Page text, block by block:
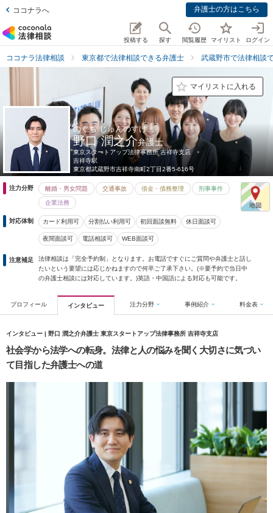
ココナラへ 弁護士の方はこちら
投稿する 探す 閲覧履歴 マイリスト ログイン
ココナラ法律相談 東京都で法律相談できる弁護士 武蔵野市で法律相談
マイリストに入れる
のぐち じゅんのすけ
野口 潤之介弁護士
東京スタートアップ法律事務所 吉祥寺支店
吉祥寺駅
東京都武蔵野市吉祥寺南町2丁目2番5-616号
注力分野 離婚・男女問題 交通事故 借金・債務整理 刑事事件
企業法務
対応体制 カード利用可 分割払い利用可 初回面談無料 休日面談可
夜間面談可 電話相談可 WEB面談可
注意補足
法律相談は「完全予約制」となります。お電話ですぐにご質問や弁護士と話し
たいという要望には応じかねますので何卒ご了承下さい。(※要予約で当日中
の弁護士相談には対応しています。)英語・中国語による対応も可能です。
プロフィール インタビュー 注力分野 事例紹介 料金表
インタビュー | 野口 潤之介弁護士 東京スタートアップ法律事務所 吉祥寺支店
社会学から法学への転身。法律と人の悩みを聞く大切さに気づい
て目指した弁護士への道